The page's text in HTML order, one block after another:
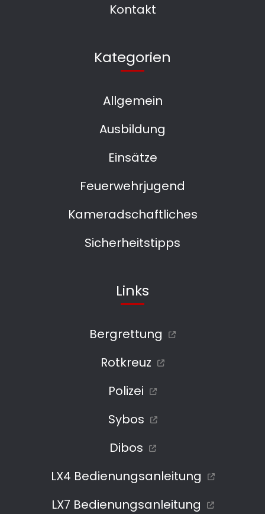
Kontakt
Kategorien
Allgemein
Ausbildung
Einsätze
Feuerwehrjugend
Kameradschaftliches
Sicherheitstipps
Links
Bergrettung
Rotkreuz
Polizei
Sybos
Dibos
LX4 Bedienungsanleitung
LX7 Bedienungsanleitung